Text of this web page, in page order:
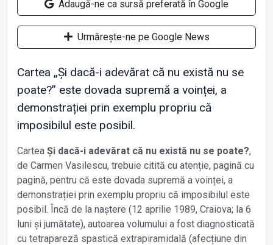
Adaugă-ne ca sursă preferată în Google
Urmărește-ne pe Google News
Cartea „Și dacă-i adevărat că nu există nu se
poate?” este dovada supremă a voinței, a
demonstrației prin exemplu propriu că
imposibilul este posibil.
Cartea Și dacă-i adevărat că nu există nu se poate?,
de Carmen Vasilescu, trebuie citită cu atenție, pagină cu
pagină, pentru că este dovada supremă a voinței, a
demonstrației prin exemplu propriu că imposibilul este
posibil. Încă de la naștere (12 aprilie 1989, Craiova; la 6
luni și jumătate), autoarea volumului a fost diagnosticată
cu tetrapareză spastică extrapiramidală (afecțiune din